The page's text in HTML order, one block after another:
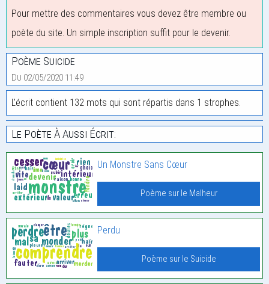
Pour mettre des commentaires vous devez être membre ou
poète du site. Un simple inscription suffit pour le devenir.
Poème Suicide
Du 02/05/2020 11:49
L'écrit contient 132 mots qui sont répartis dans 1 strophes.
Le Poète À Aussi Écrit:
Un Monstre Sans Cœur
Poème sur le Malheur
Perdu
Poème sur le Suicide